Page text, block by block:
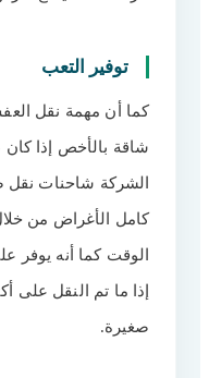
توفير التعب
كما أن مهمة نقل
شاقة بالأخص إذا
الشركة شاحنات
كامل الأغراض من
الوقت كما أنه يوفر
إذا ما تم النقل على
صغيرة.